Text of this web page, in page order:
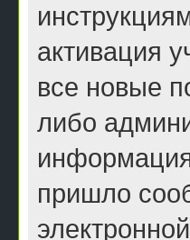
активация
все новые
либо
пришло